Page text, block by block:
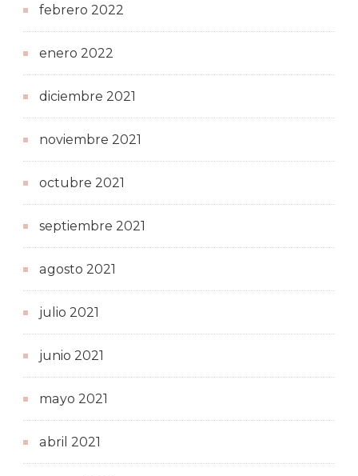
febrero 2022
enero 2022
diciembre 2021
noviembre 2021
octubre 2021
septiembre 2021
agosto 2021
julio 2021
junio 2021
mayo 2021
abril 2021